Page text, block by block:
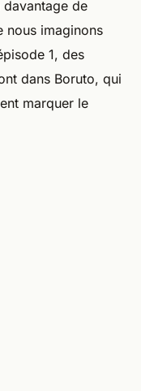
de
nous imaginons
1, des
dans Boruto, qui
marquer le